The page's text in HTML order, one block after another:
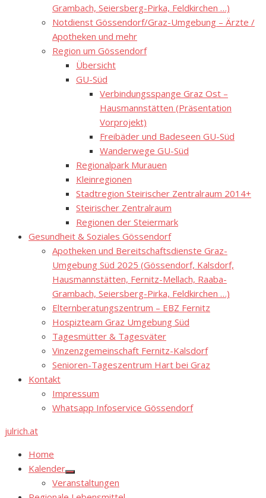
Grambach, Seiersberg-Pirka, Feldkirchen …)
Notdienst Gössendorf/Graz-Umgebung – Ärzte /
Apotheken und mehr
Region um Gössendorf
Übersicht
GU-Süd
Verbindungsspange Graz Ost –
Hausmannstätten (Präsentation
Vorprojekt)
Freibäder und Badeseen GU-Süd
Wanderwege GU-Süd
Regionalpark Murauen
Kleinregionen
Stadtregion Steirischer Zentralraum 2014+
Steirischer Zentralraum
Regionen der Steiermark
Gesundheit & Soziales Gössendorf
Apotheken und Bereitschaftsdienste Graz-
Umgebung Süd 2025 (Gössendorf, Kalsdorf,
Hausmannstätten, Fernitz-Mellach, Raaba-
Grambach, Seiersberg-Pirka, Feldkirchen …)
Elternberatungszentrum – EBZ Fernitz
Hospizteam Graz Umgebung Süd
Tagesmütter & Tagesväter
Vinzenzgemeinschaft Fernitz-Kalsdorf
Senioren-Tageszentrum Hart bei Graz
Kontakt
Impressum
Whatsapp Infoservice Gössendorf
julrich.at
Home
Kalender
Show
sub
menu
Veranstaltungen